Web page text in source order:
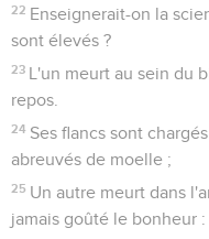
22 Enseignerait-on la
sont élevés ?
23 L'un meurt au sein du
repos.
24 Ses flancs sont
abreuvés de moelle ;
25 Un autre meurt dans
jamais goûté le bonheur :